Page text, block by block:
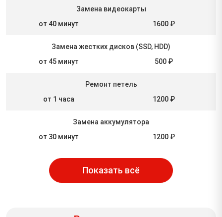
Замена видеокарты
от 40 минут
1600 ₽
Замена жестких дисков (SSD, HDD)
от 45 минут
500 ₽
Ремонт петель
от 1 часа
1200 ₽
Замена аккумулятора
от 30 минут
1200 ₽
Показать всё